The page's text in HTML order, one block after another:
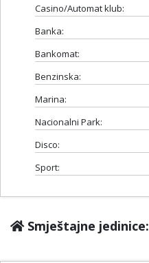
Casino/Automat klub:
Banka:
Bankomat:
Benzinska:
Marina:
Nacionalni Park:
Disco:
Sport:
Smještajne jedinice: